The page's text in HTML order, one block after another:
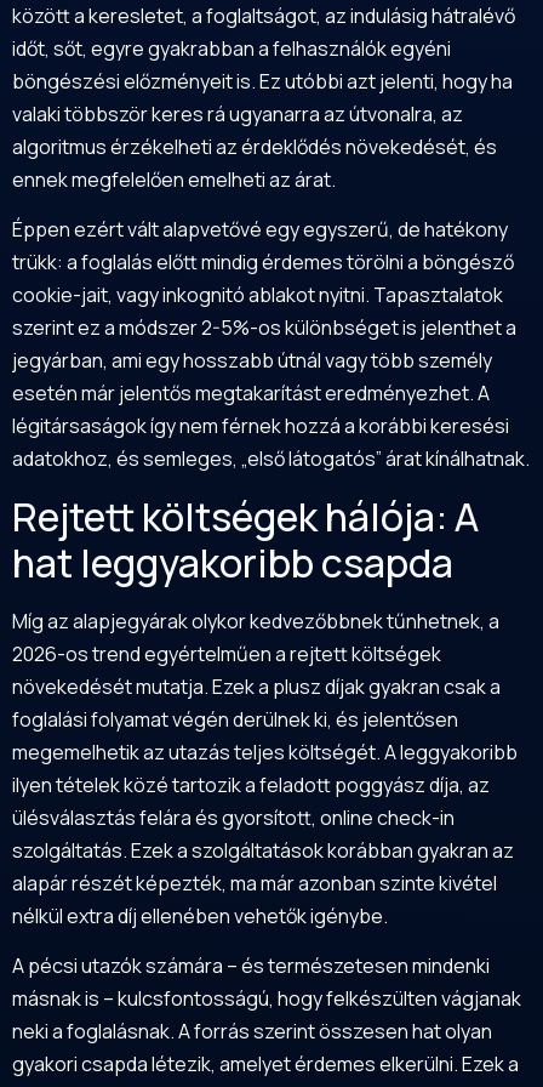
között a keresletet, a foglaltságot, az indulásig hátralévő
időt, sőt, egyre gyakrabban a felhasználók egyéni
böngészési előzményeit is. Ez utóbbi azt jelenti, hogy ha
valaki többször keres rá ugyanarra az útvonalra, az
algoritmus érzékelheti az érdeklődés növekedését, és
ennek megfelelően emelheti az árat.
Éppen ezért vált alapvetővé egy egyszerű, de hatékony
trükk: a foglalás előtt mindig érdemes törölni a böngésző
cookie-jait, vagy inkognitó ablakot nyitni. Tapasztalatok
szerint ez a módszer 2-5%-os különbséget is jelenthet a
jegyárban, ami egy hosszabb útnál vagy több személy
esetén már jelentős megtakarítást eredményezhet. A
légitársaságok így nem férnek hozzá a korábbi keresési
adatokhoz, és semleges, „első látogatós” árat kínálhatnak.
Rejtett költségek hálója: A
hat leggyakoribb csapda
Míg az alapjegyárak olykor kedvezőbbnek tűnhetnek, a
2026-os trend egyértelműen a rejtett költségek
növekedését mutatja. Ezek a plusz díjak gyakran csak a
foglalási folyamat végén derülnek ki, és jelentősen
megemelhetik az utazás teljes költségét. A leggyakoribb
ilyen tételek közé tartozik a feladott poggyász díja, az
ülésválasztás felára és gyorsított, online check-in
szolgáltatás. Ezek a szolgáltatások korábban gyakran az
alapár részét képezték, ma már azonban szinte kivétel
nélkül extra díj ellenében vehetők igénybe.
A pécsi utazók számára – és természetesen mindenki
másnak is – kulcsfontosságú, hogy felkészülten vágjanak
neki a foglalásnak. A forrás szerint összesen hat olyan
gyakori csapda létezik, amelyet érdemes elkerülni. Ezek a